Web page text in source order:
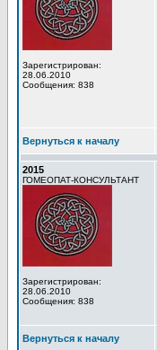
Зарегистрирован:
28.06.2010
Сообщения: 838
Вернуться к началу
2015
ГОМЕОПАТ-КОНСУЛЬТАНТ
Зарегистрирован:
28.06.2010
Сообщения: 838
Вернуться к началу